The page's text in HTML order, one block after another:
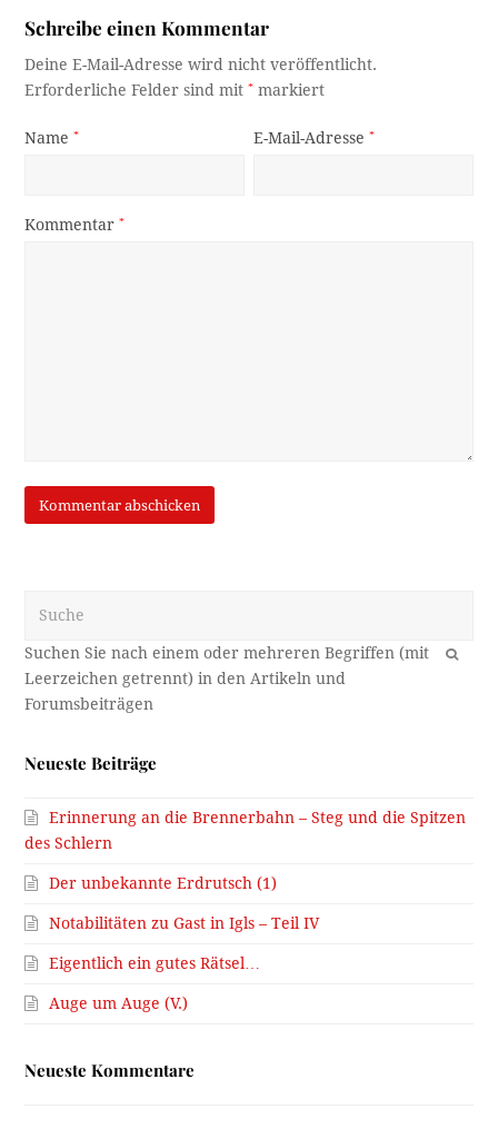
Schreibe einen Kommentar
Deine E-Mail-Adresse wird nicht veröffentlicht.
Erforderliche Felder sind mit* markiert
Name* E-Mail-Adresse*
Kommentar*
OK
Neueste Beiträge
Erinnerung an die Brennerbahn – Steg und die Spitzen
des Schlern
Der unbekannte Erdrutsch (1)
Notabilitäten zu Gast in Igls – Teil IV
Eigentlich ein gutes Rätsel…
Auge um Auge (V.)
Neueste Kommentare